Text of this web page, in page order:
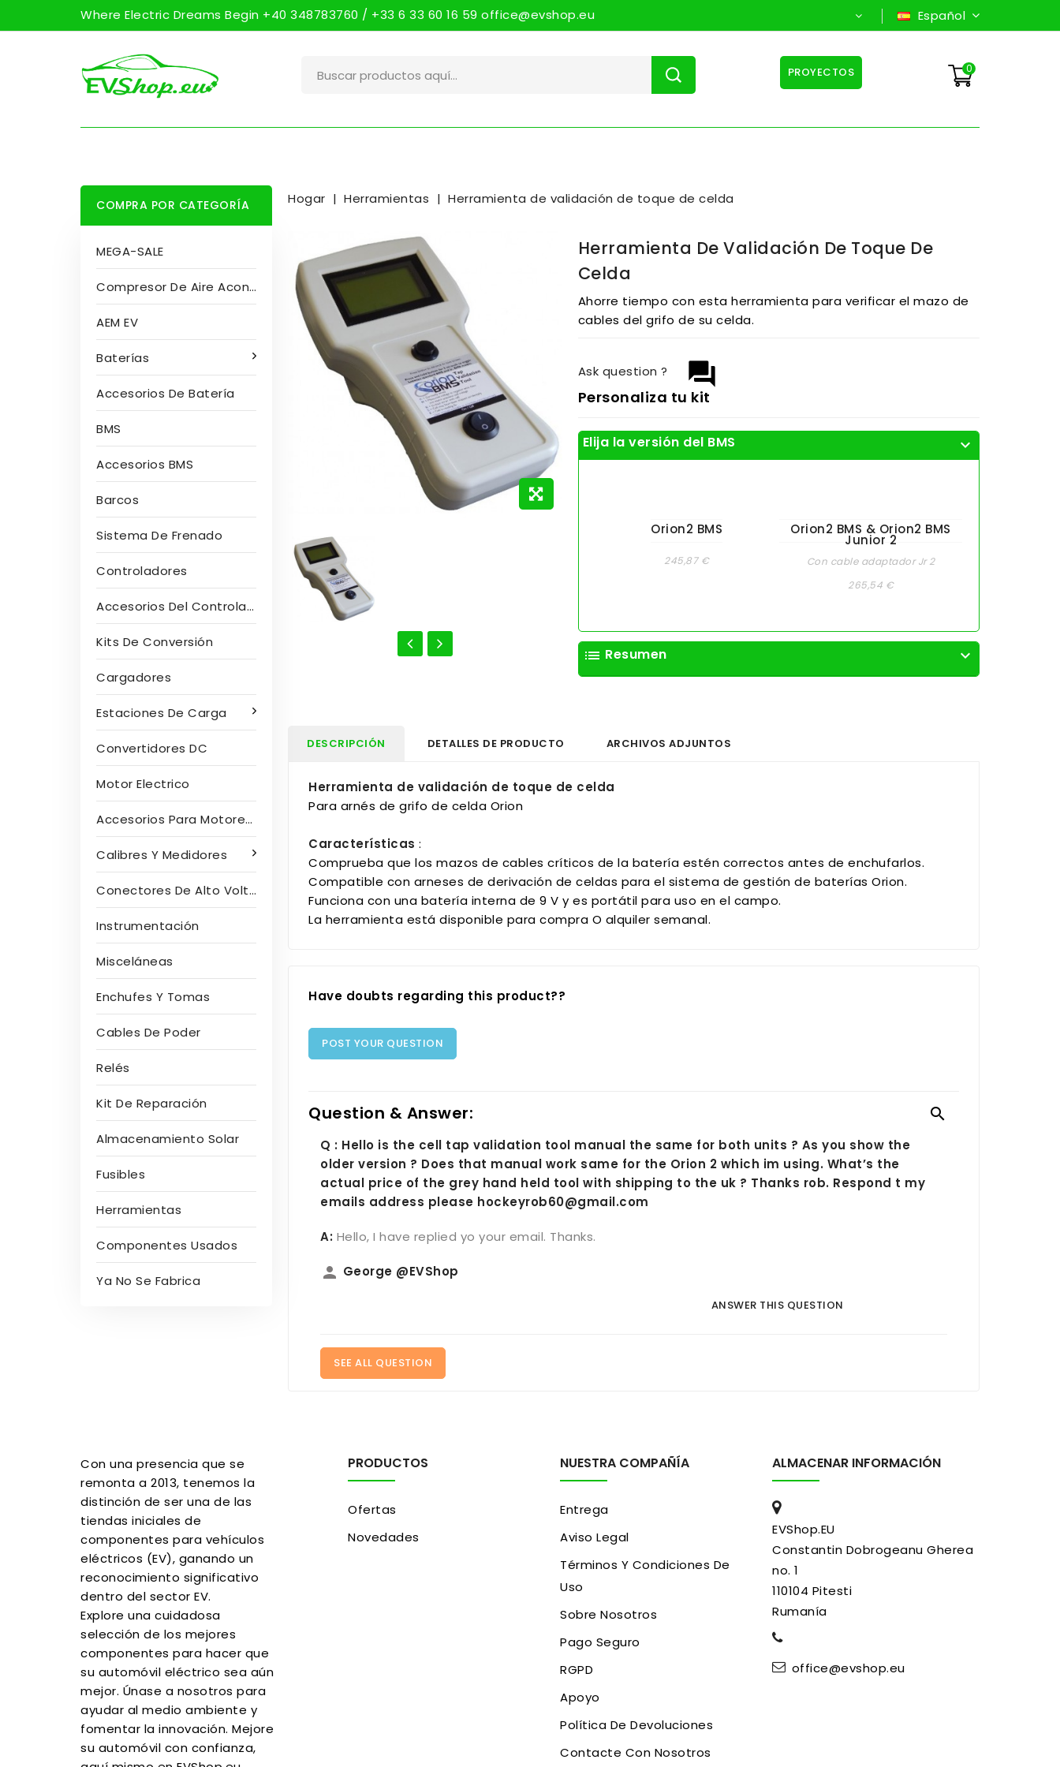
Where Electric Dreams Begin +40 348783760 / +33 6 33 60 16 59 office@evshop.eu Español
0
PROYECTOS
COMPRA POR CATEGORÍA
MEGA-SALE
Compresor De Aire Acondicionado
AEM EV
Baterías
Accesorios De Batería
BMS
Accesorios BMS
Barcos
Sistema De Frenado
Controladores
Accesorios Del Controlador
Kits De Conversión
Cargadores
Estaciones De Carga
Convertidores DC
Motor Electrico
Accesorios Para Motores Eléctricos
Calibres Y Medidores
Conectores De Alto Voltaje
Instrumentación
Misceláneas
Enchufes Y Tomas
Cables De Poder
Relés
Kit De Reparación
Almacenamiento Solar
Fusibles
Herramientas
Componentes Usados
Ya No Se Fabrica
Hogar Herramientas Herramienta de validación de toque de celda
Herramienta De Validación De Toque De
Celda
Ahorre tiempo con esta herramienta para verificar el mazo de
cables del grifo de su celda.
question_answer
Ask question ?
Personaliza tu kit
Elija la versión del BMS expand_more
Orion2 BMS
245,87 €
Orion2 BMS & Orion2 BMS
Junior 2
Con cable adaptador Jr 2
265,54 €
list Resumen expand_more
DESCRIPCIÓN DETALLES DE PRODUCTO ARCHIVOS ADJUNTOS
Herramienta de validación de toque de celda
Para arnés de grifo de celda Orion
Características :
Comprueba que los mazos de cables críticos de la batería estén correctos antes de enchufarlos.
Compatible con arneses de derivación de celdas para el sistema de gestión de baterías Orion.
Funciona con una batería interna de 9 V y es portátil para uso en el campo.
La herramienta está disponible para compra O alquiler semanal.
Have doubts regarding this product??
POST YOUR QUESTION
Question & Answer: 
Q : Hello is the cell tap validation tool manual the same for both units ? As you show the
older version ? Does that manual work same for the Orion 2 which im using. What’s the
actual price of the grey hand held tool with shipping to the uk ? Thanks rob. Respond t my
emails address please hockeyrob60@gmail.com
A: Hello, I have replied yo your email. Thanks.
person George @EVShop
ANSWER THIS QUESTION
SEE ALL QUESTION
Con una presencia que se
remonta a 2013, tenemos la
distinción de ser una de las
tiendas iniciales de
componentes para vehículos
eléctricos (EV), ganando un
reconocimiento significativo
dentro del sector EV.
Explore una cuidadosa
selección de los mejores
componentes para hacer que
su automóvil eléctrico sea aún
mejor. Únase a nosotros para
ayudar al medio ambiente y
fomentar la innovación. Mejore
su automóvil con confianza,
PRODUCTOS
Ofertas
Novedades
NUESTRA COMPAÑÍA
Entrega
Aviso Legal
Términos Y Condiciones De
Uso
Sobre Nosotros
Pago Seguro
RGPD
Apoyo
Política De Devoluciones
Contacte Con Nosotros
ALMACENAR INFORMACIÓN
EVShop.EU
Constantin Dobrogeanu Gherea
no. 1
110104 Pitesti
Rumanía
office@evshop.eu